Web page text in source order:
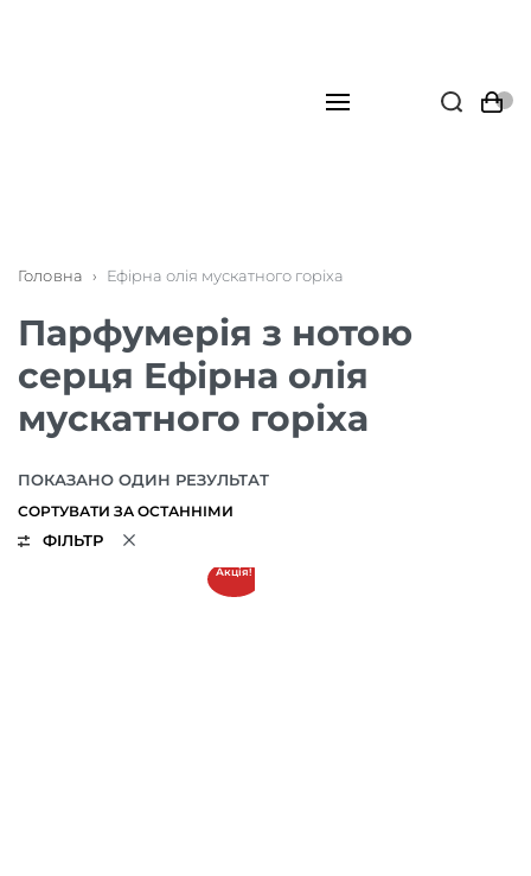
Головна › Ефірна олія мускатного горіха
Парфумерія з нотою
серця Ефірна олія
мускатного горіха
ПОКАЗАНО ОДИН РЕЗУЛЬТАТ
ФІЛЬТР
Акція!